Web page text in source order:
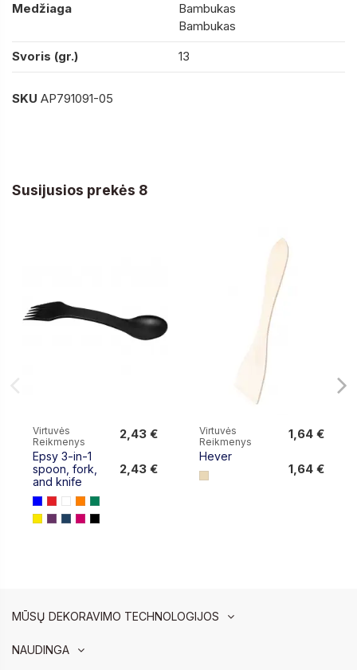
Medžiaga
Bambukas
Bambukas
Svoris (gr.)
13
SKU AP791091-05
Susijusios prekės 8
Virtuvės
Reikmenys
Epsy 3-in-1
spoon, fork,
and knife
2,43 €
2,43 €
Virtuvės
Reikmenys
Hever
1,64 €
1,64 €
MŪSŲ DEKORAVIMO TECHNOLOGIJOS
NAUDINGA